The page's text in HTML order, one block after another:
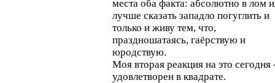
места оба факта: абсолютно в лом
лучше сказать западло погуглить и
только и живу тем, что,
праздношатаясь, гаёрствую и
юродствую.
Моя вторая реакция на это сегодня
удовлетворен в квадрате.